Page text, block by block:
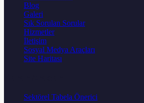
Blog
Galeri
Sık Sorulan Sorular
Hizmetler
İletişim
Sosyal Medya Araçları
Site Haritası
Sektörel Tabela Önerici